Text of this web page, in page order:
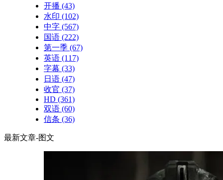
开播 (43)
水印 (102)
中字 (567)
国语 (222)
第一季 (67)
英语 (117)
字幕 (33)
日语 (47)
收官 (37)
HD (361)
双语 (60)
信条 (36)
最新文章-图文